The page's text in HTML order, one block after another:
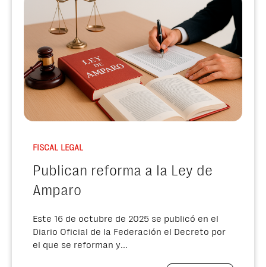
FISCAL LEGAL
Publican reforma a la Ley de
Amparo
Este 16 de octubre de 2025 se publicó en el
Diario Oficial de la Federación el Decreto por
el que se reforman y...